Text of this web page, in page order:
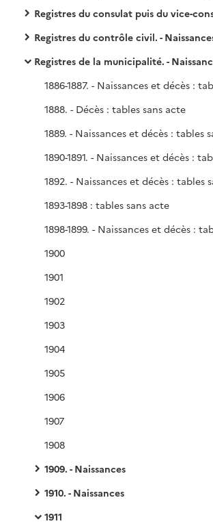
Registres du consulat puis du vice-consulat. -
Registres du contrôle civil. -
Registres de la municipalité. -
1886-1887. - Naissances et décès :
1888. - Décès : tables sans acte
1889. - Naissances et décès : tables
1890-1891. - Naissances et décès :
1892. - Naissances et décès : tables
1893-1898 : tables sans acte
1898-1899. - Naissances et décès :
1900
1901
1902
1903
1904
1905
1906
1907
1908
1909. - Naissances
1910. - Naissances
1911